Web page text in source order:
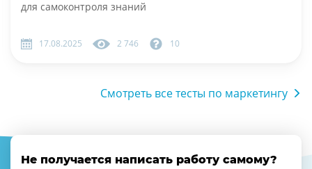
для самоконтроля знаний
17.08.2025 2 746 10
Смотреть все тесты по маркетингу
Не получается написать работу самому?